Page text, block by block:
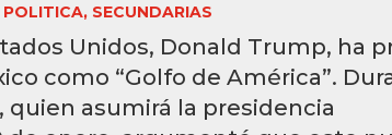
POLITICA, SECUNDARIAS
Unidos, Donald Trump, ha
como “Golfo de América”.
quien asumirá la presidencia